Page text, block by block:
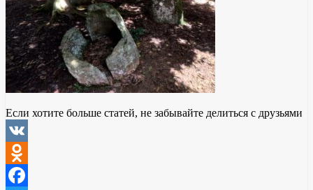
Если хотите больше статей, не забывайте делиться с друзьями
VK
Odnoklassniki